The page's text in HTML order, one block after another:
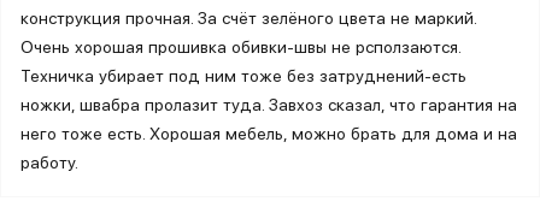
конструкция прочная. За счёт зелёного цвета не маркий.
Очень хорошая прошивка обивки-швы не рсползаются.
Техничка убирает под ним тоже без затруднений-есть
ножки, швабра пролазит туда. Завхоз сказал, что гарантия на
него тоже есть. Хорошая мебель, можно брать для дома и на
работу.